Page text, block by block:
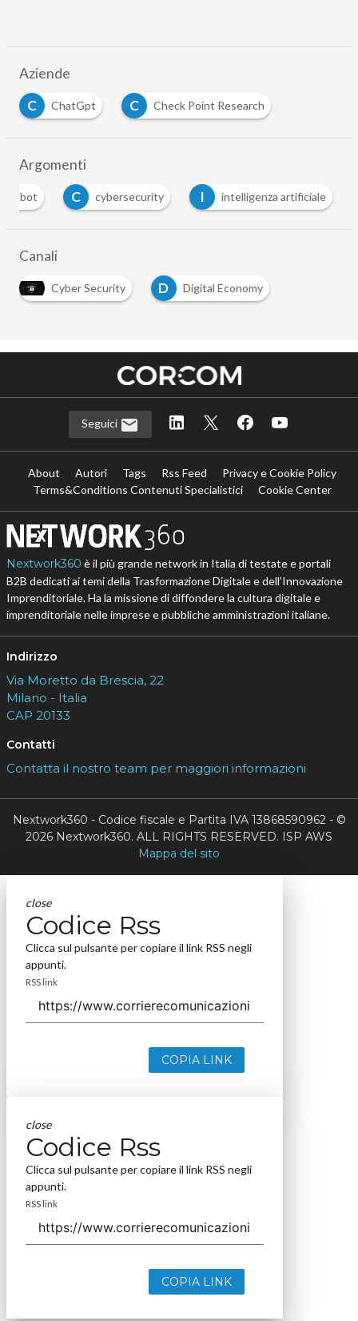
Aziende
C
ChatGpt C
Check Point Research
Argomenti
C cybersecurity I
intelligenza artificiale
Canali
Cyber Security D
Digital Economy
Seguici
About Autori Tags Rss Feed
Privacy e Cookie Policy
Terms&Conditions Contenuti Specialistici
Cookie Center
Nextwork360 è il più grande network in Italia di testate e portali
B2B dedicati ai temi della Trasformazione Digitale e dell’Innovazione
Imprenditoriale. Ha la missione di diffondere la cultura digitale e
imprenditoriale nelle imprese e pubbliche amministrazioni italiane.
Indirizzo
Via Moretto da Brescia, 22
Milano - Italia
CAP 20133
Contatti
Contatta il nostro team per maggiori informazioni
Nextwork360 - Codice fiscale e Partita IVA 13868590962 - ©
2026 Nextwork360. ALL RIGHTS RESERVED. ISP AWS
Mappa del sito
close
Codice Rss
Clicca sul pulsante per copiare il link RSS negli
appunti.
RSS link
COPIA LINK
close
Codice Rss
Clicca sul pulsante per copiare il link RSS negli
appunti.
RSS link
COPIA LINK